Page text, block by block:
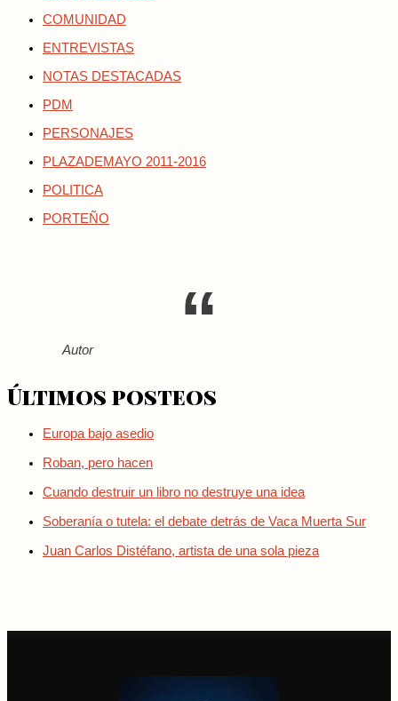
COMUNIDAD
ENTREVISTAS
NOTAS DESTACADAS
PDM
PERSONAJES
PLAZADEMAYO 2011-2016
POLITICA
PORTEÑO
Autor
Últimos posteos
Europa bajo asedio
Roban, pero hacen
Cuando destruir un libro no destruye una idea
Soberanía o tutela: el debate detrás de Vaca Muerta Sur
Juan Carlos Distéfano, artista de una sola pieza